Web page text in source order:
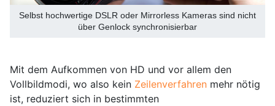
Selbst hochwertige DSLR oder Mirrorless Kameras sind nicht
über Genlock synchronisierbar
Mit dem Aufkommen von HD und vor allem den
Vollbildmodi, wo also kein Zeilenverfahren mehr nötig
ist, reduziert sich in bestimmten